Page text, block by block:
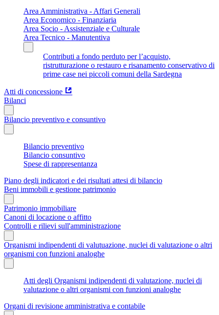
Area Amministrativa - Affari Generali
Area Economico - Finanziaria
Area Socio - Assistenziale e Culturale
Area Tecnico - Manutentiva
Contributi a fondo perduto per l’acquisto,
ristrutturazione o restauro e risanamento conservativo di
prime case nei piccoli comuni della Sardegna
Atti di concessione
Bilanci
Bilancio preventivo e consuntivo
Bilancio preventivo
Bilancio consuntivo
Spese di rappresentanza
Piano degli indicatori e dei risultati attesi di bilancio
Beni immobili e gestione patrimonio
Patrimonio immobiliare
Canoni di locazione o affitto
Controlli e rilievi sull'amministrazione
Organismi indipendenti di valutuazione, nuclei di valutazione o altri
organismi con funzioni analoghe
Atti degli Organismi indipendenti di valutazione, nuclei di
valutazione o altri organismi con funzioni analoghe
Organi di revisione amministrativa e contabile